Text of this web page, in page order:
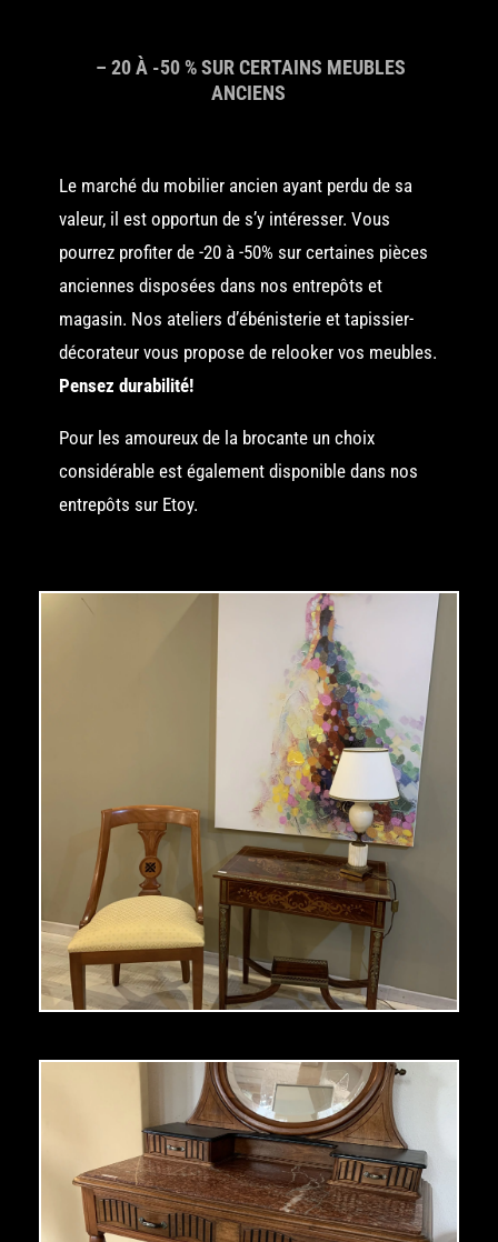
– 20 À -50 % SUR CERTAINS MEUBLES
ANCIENS
Le marché du mobilier ancien ayant perdu de sa
valeur, il est opportun de s’y intéresser. Vous
pourrez profiter de -20 à -50% sur certaines pièces
anciennes disposées dans nos entrepôts et
magasin. Nos ateliers d’ébénisterie et tapissier-
décorateur vous propose de relooker vos meubles.
Pensez durabilité!
Pour les amoureux de la brocante un choix
considérable est également disponible dans nos
entrepôts sur Etoy.